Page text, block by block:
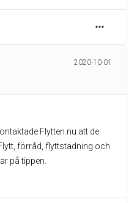
2020-10-01
Flytten.nu att de
förråd, flyttstädning och
på tippen.